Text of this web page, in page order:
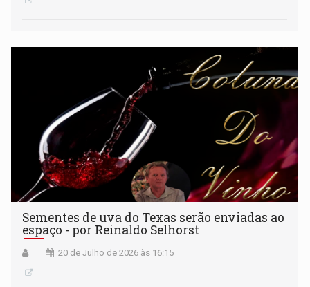
Sementes de uva do Texas serão enviadas ao
espaço - por Reinaldo Selhorst
20 de Julho de 2026 às 16:15